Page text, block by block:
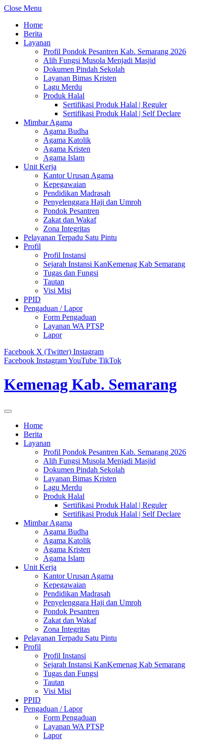
Close Menu
Home
Berita
Layanan
Profil Pondok Pesantren Kab. Semarang 2026
Alih Fungsi Musola Menjadi Masjid
Dokumen Pindah Sekolah
Layanan Bimas Kristen
Lagu Merdu
Produk Halal
Sertifikasi Produk Halal | Reguler
Sertifikasi Produk Halal | Self Declare
Mimbar Agama
Agama Budha
Agama Katolik
Agama Kristen
Agama Islam
Unit Kerja
Kantor Urusan Agama
Kepegawaian
Pendidikan Madrasah
Penyelenggara Haji dan Umroh
Pondok Pesantren
Zakat dan Wakaf
Zona Integritas
Pelayanan Terpadu Satu Pintu
Profil
Profil Instansi
Sejarah Instansi KanKemenag Kab Semarang
Tugas dan Fungsi
Tautan
Visi Misi
PPID
Pengaduan / Lapor
Form Pengaduan
Layanan WA PTSP
Lapor
Facebook X (Twitter) Instagram
Facebook InstagramYouTube TikTok
Kemenag Kab. Semarang
Home
Berita
Layanan
Profil Pondok Pesantren Kab. Semarang 2026
Alih Fungsi Musola Menjadi Masjid
Dokumen Pindah Sekolah
Layanan Bimas Kristen
Lagu Merdu
Produk Halal
Sertifikasi Produk Halal | Reguler
Sertifikasi Produk Halal | Self Declare
Mimbar Agama
Agama Budha
Agama Katolik
Agama Kristen
Agama Islam
Unit Kerja
Kantor Urusan Agama
Kepegawaian
Pendidikan Madrasah
Penyelenggara Haji dan Umroh
Pondok Pesantren
Zakat dan Wakaf
Zona Integritas
Pelayanan Terpadu Satu Pintu
Profil
Profil Instansi
Sejarah Instansi KanKemenag Kab Semarang
Tugas dan Fungsi
Tautan
Visi Misi
PPID
Pengaduan / Lapor
Form Pengaduan
Layanan WA PTSP
Lapor